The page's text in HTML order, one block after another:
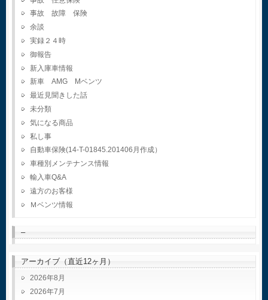
事故 故障 保険
余談
実録２４時
御報告
新入庫車情報
新車 AMG Mベンツ
最近見聞きした話
未分類
気になる商品
私し事
自動車保険(14-T-01845.201406月作成）
車種別メンテナンス情報
輸入車Q&A
遠方のお客様
Ｍベンツ情報
–
アーカイブ（直近12ヶ月）
2026年8月
2026年7月